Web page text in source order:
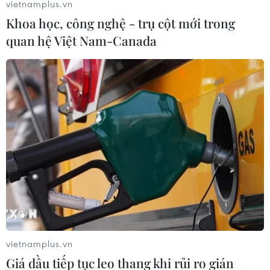
10 triệu người Thái Lan phải điều trị y tế
do ô nhiễm không khí trong năm ngoái
05/03/2024 12:49
Dữ liệu của Bộ Y tế Thái Lan cho thấy số bệnh nhân mắc
các bệnh liên quan đến ô nhiễm không khí tại nước này
trong năm 2023 là 10,5 triệu người, và con số này là 1,6
triệu người kể từ đầu năm nay.
vietnamplus.vn
Khoa học, công nghệ - trụ cột mới trong
quan hệ Việt Nam-Canada
vietnamplus.vn
Giá dầu tiếp tục leo thang khi rủi ro gián